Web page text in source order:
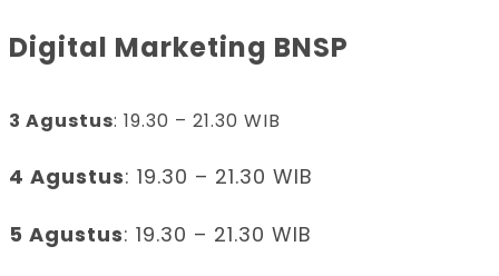
Digital Marketing BNSP
3 Agustus: 19.30 – 21.30 WIB
4 Agustus: 19.30 – 21.30 WIB
5 Agustus: 19.30 – 21.30 WIB